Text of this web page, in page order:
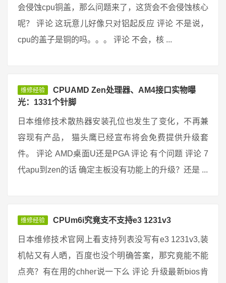
会侵蚀cpu铜盖，那么问题来了，这货会不会侵蚀核心
呢？ 评论 这玩意儿好像只对铝起反应 评论 不是说，
cpu的盖子是铜的吗。。。 评论 不会，核 ...
维修经验
CPUAMD Zen处理器、AM4接口实物曝
光：1331个针脚
日本维修技术散热器安装孔位也发生了变化，不再兼
容现有产品， 猫头鹰已经宣布将会免费提供升级套
件。 评论 AMD桌面U还是PGA 评论 有个问题 评论 7
代apu到zen的话 确定主板没有功能上的升级？还是 ...
维修经验 CPUm6i究竟支不支持e3 1231v3
日本维修技术官网上看支持列表没写有e3 1231v3,装
机帖又有人晒，百度也没个明确答案，那究竟能不能
点亮？有在用的chher说一下么 评论 升级最新bios肯